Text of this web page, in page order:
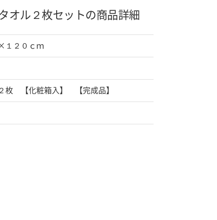
ル２枚セットの商品詳細
２０ｃｍ
枚 【化粧箱入】 【完成品】